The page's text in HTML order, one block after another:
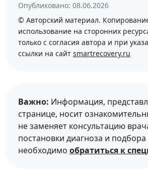
Опубликовано: 08.06.2026
© Авторский материал.
использование на сторонних
только с согласия автора и при
ссылки на сайт smartrecovery.ru
Важно: Информация,
странице, носит
не заменяет консультацию
постановки диагноза и
необходимо обратиться к